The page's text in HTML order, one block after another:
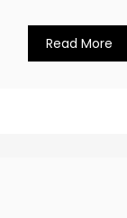
Read More